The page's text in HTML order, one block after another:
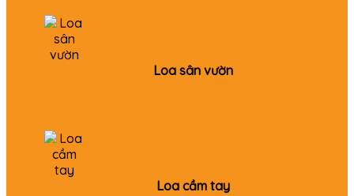
Loa sân vườn
Loa cầm tay